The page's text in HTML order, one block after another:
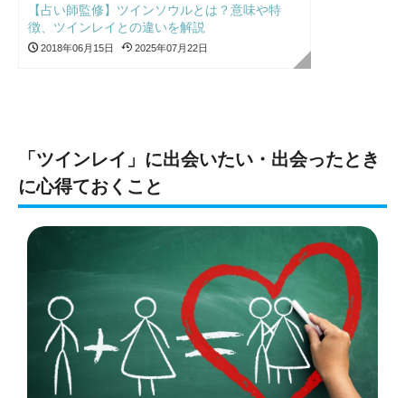
【占い師監修】ツインソウルとは？意味や特
徴、ツインレイとの違いを解説
2018年06月15日 2025年07月22日
「ツインレイ」に出会いたい・出会ったとき
に心得ておくこと